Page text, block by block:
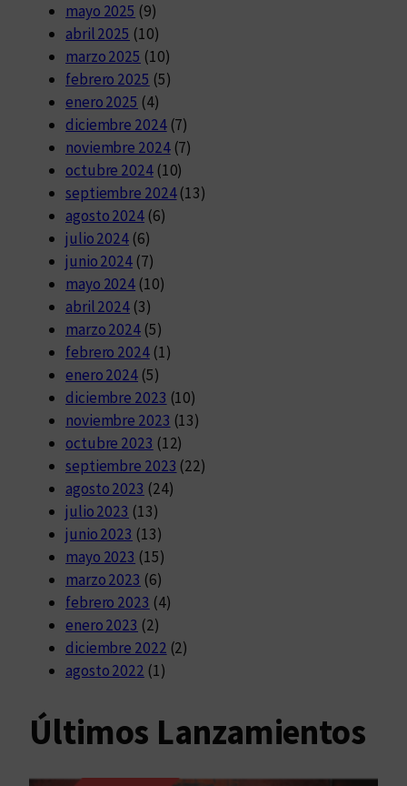
mayo 2025 (9)
abril 2025 (10)
marzo 2025 (10)
febrero 2025 (5)
enero 2025 (4)
diciembre 2024(7)
noviembre 2024(7)
octubre 2024(10)
septiembre 2024(13)
agosto 2024(6)
julio 2024 (6)
junio 2024 (7)
mayo 2024 (10)
abril 2024 (3)
marzo 2024 (5)
febrero 2024(1)
enero 2024 (5)
diciembre 2023 (10)
noviembre 2023 (13)
octubre 2023 (12)
septiembre 2023 (22)
agosto 2023 (24)
julio 2023 (13)
junio 2023 (13)
mayo 2023 (15)
marzo 2023 (6)
febrero 2023 (4)
enero 2023 (2)
diciembre 2022 (2)
agosto 2022 (1)
Últimos Lanzamientos